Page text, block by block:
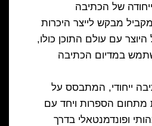
של הכתיבה
מבקש לייצר היכרות
עם עולם התוכן כולו,
במדיום הכתיבה
ייחודי, המתבסס על
מתחום הספרות ויחד עם
ופונדמנטאלי בדרך